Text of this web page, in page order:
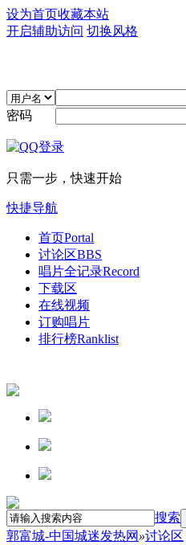
设为首页收藏本站
开启辅助访问 切换风格
密码
只需一步，快速开始
快捷导航
首页Portal
讨论区BBS
唱片全记录Record
下载区
在线视频
订购唱片
排行榜Ranklist
搜索
郭富城-中国城迷发热网 »讨论区